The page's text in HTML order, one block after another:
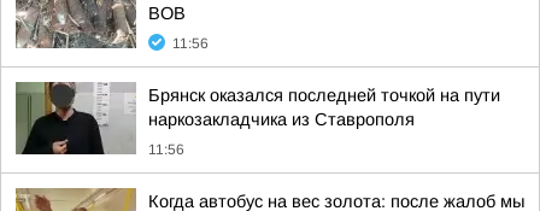
ВОВ
11:56
Брянск оказался последней точкой на пути
наркозакладчика из Ставрополя
11:56
Когда автобус на вес золота: после жалоб мы